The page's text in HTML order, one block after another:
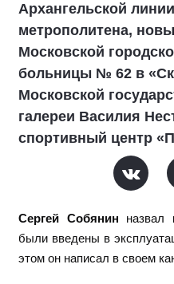
Архангельской
метрополитена,
Московской
больницы № 62 в
Московской
галереи Василия
спортивный центр
Сергей Собянин назвал
были введены в
этом он написал в своем